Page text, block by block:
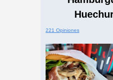
221 Opiniones